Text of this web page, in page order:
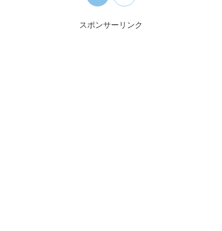
スポンサーリンク